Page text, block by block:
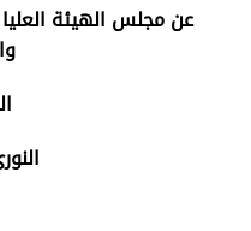
عن مجلس الهيئة